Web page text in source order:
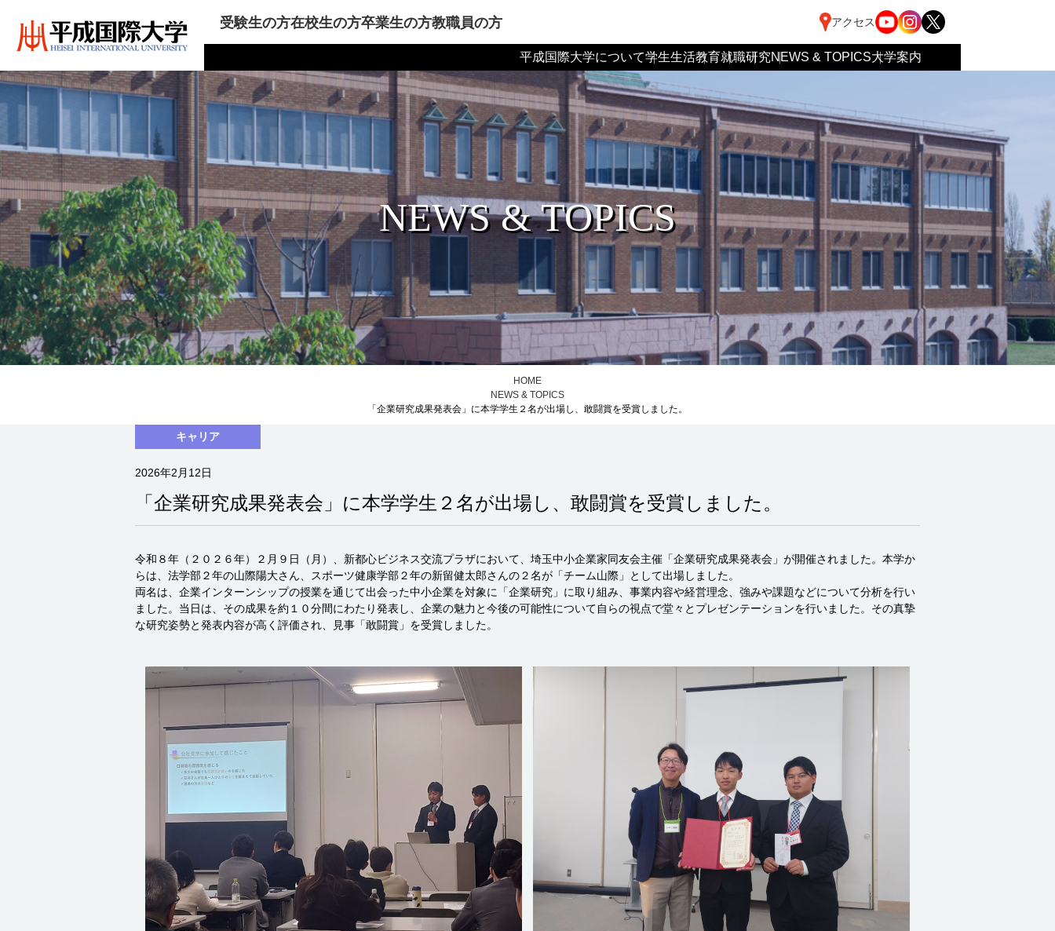
受験生の方在校生の方卒業生の方教職員の方 アクセス
平成国際大学について学生生活教育就職研究NEWS & TOPICS大学案内
NEWS & TOPICS
HOME
NEWS & TOPICS
「企業研究成果発表会」に本学学生２名が出場し、敢闘賞を受賞しました。
キャリア
2026年2月12日
「企業研究成果発表会」に本学学生２名が出場し、敢闘賞を受賞しました。
令和８年（２０２６年）２月９日（月）、新都心ビジネス交流プラザにおいて、埼玉中小企業家同友会主催「企業研究成果発表会」が開催されました。本学か
らは、法学部２年の山際陽大さん、スポーツ健康学部２年の新留健太郎さんの２名が「チーム山際」として出場しました。
両名は、企業インターンシップの授業を通じて出会った中小企業を対象に「企業研究」に取り組み、事業内容や経営理念、強みや課題などについて分析を行い
ました。当日は、その成果を約１０分間にわたり発表し、企業の魅力と今後の可能性について自らの視点で堂々とプレゼンテーションを行いました。その真摯
な研究姿勢と発表内容が高く評価され、見事「敢闘賞」を受賞しました。